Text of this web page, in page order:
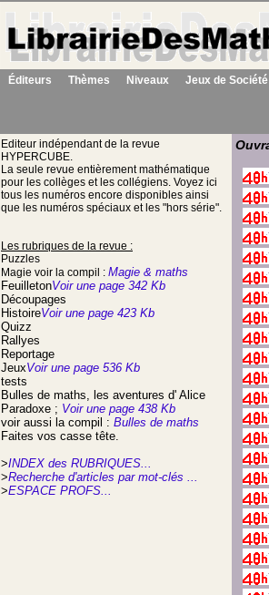
Éditeurs Thèmes Niveaux Jeux de Société
Editeur indépendant de la revue
HYPERCUBE.
La seule revue entièrement mathématique
pour les collèges et les collégiens. Voyez ici
tous les numéros encore disponibles ainsi
que les numéros spéciaux et les "hors série".
Les rubriques de la revue :
Puzzles
Magie voir la compil : Magie & maths
FeuilletonVoir une page 342 Kb
Découpages
HistoireVoir une page 423 Kb
Quizz
Rallyes
Reportage
JeuxVoir une page 536 Kb
tests
Bulles de maths, les aventures d' Alice
Paradoxe ; Voir une page 438 Kb
voir aussi la compil : Bulles de maths
Faites vos casse tête.
>INDEX des RUBRIQUES...
>Recherche d'articles par mot-clés ...
>ESPACE PROFS...